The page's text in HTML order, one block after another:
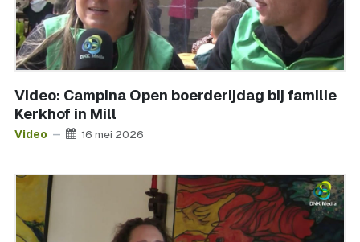
Video: Campina Open boerderijdag bij familie
Kerkhof in Mill
Video 16 mei 2026